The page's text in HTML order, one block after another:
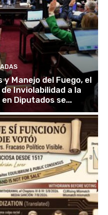
Manejo del Fuego, el
Inviolabilidad a la
Diputados se...